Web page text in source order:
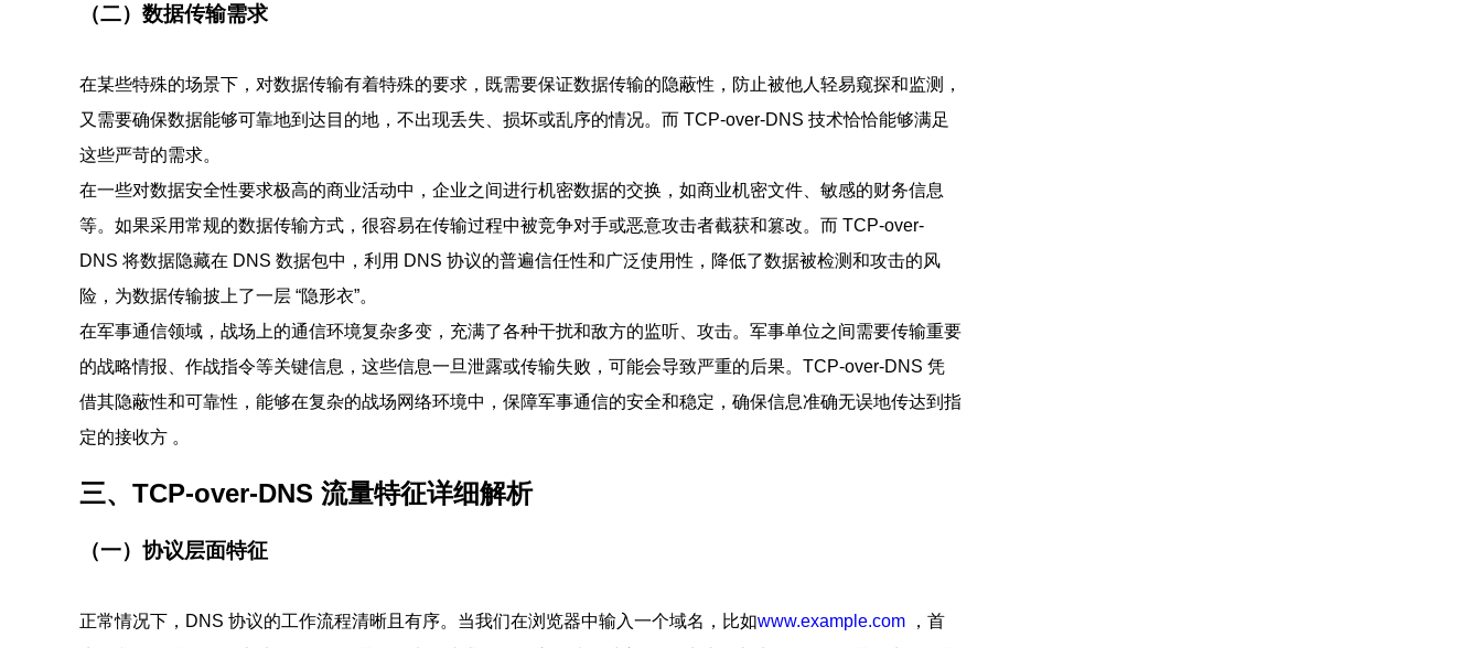
（二）数据传输需求
在某些特殊的场景下，对数据传输有着特殊的要求，既需要保证数据传输的隐蔽性，防止被他人轻易窥探和监测，
又需要确保数据能够可靠地到达目的地，不出现丢失、损坏或乱序的情况。而 TCP-over-DNS 技术恰恰能够满足
这些严苛的需求。
在一些对数据安全性要求极高的商业活动中，企业之间进行机密数据的交换，如商业机密文件、敏感的财务信息
等。如果采用常规的数据传输方式，很容易在传输过程中被竞争对手或恶意攻击者截获和篡改。而 TCP-over-
DNS 将数据隐藏在 DNS 数据包中，利用 DNS 协议的普遍信任性和广泛使用性，降低了数据被检测和攻击的风
险，为数据传输披上了一层 “隐形衣”。
在军事通信领域，战场上的通信环境复杂多变，充满了各种干扰和敌方的监听、攻击。军事单位之间需要传输重要
的战略情报、作战指令等关键信息，这些信息一旦泄露或传输失败，可能会导致严重的后果。TCP-over-DNS 凭
借其隐蔽性和可靠性，能够在复杂的战场网络环境中，保障军事通信的安全和稳定，确保信息准确无误地传达到指
定的接收方 。
三、TCP-over-DNS 流量特征详细解析
（一）协议层面特征
正常情况下，DNS 协议的工作流程清晰且有序。当我们在浏览器中输入一个域名，比如www.example.com ，首